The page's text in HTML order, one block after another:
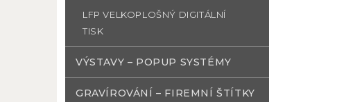
LFP VELKOPLOŠNÝ DIGITÁLNÍ
TISK
VÝSTAVY – POPUP SYSTÉMY
GRAVÍROVÁNÍ – FIREMNÍ ŠTÍTKY